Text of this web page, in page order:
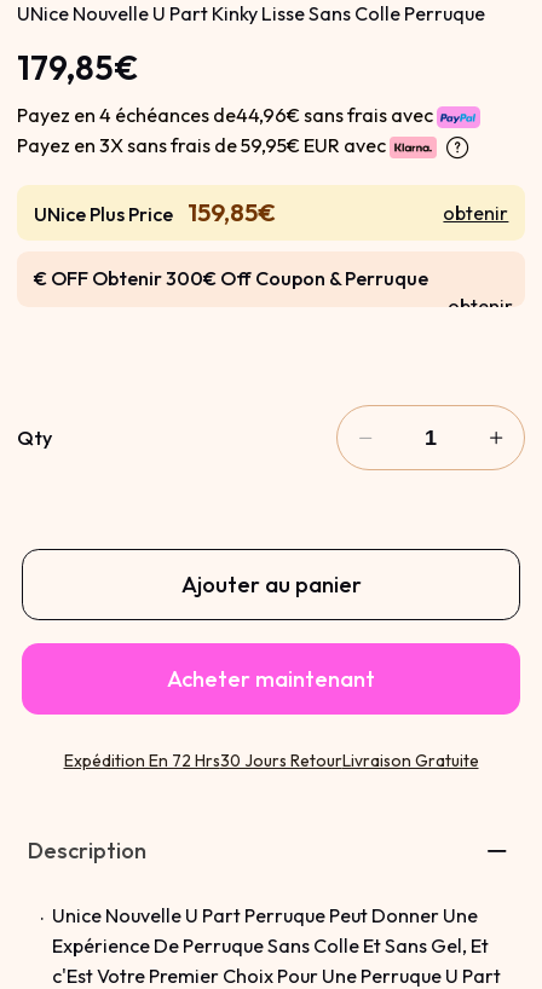
UNice Nouvelle U Part Kinky Lisse Sans Colle Perruque
179,85€
Payez en 4 échéances de44,96€ sans frais avec
Payez en 3X sans frais de59,95€ EUR avec
UNice Plus Price 159,85€ obtenir
€ OFF Obtenir 300€ Off Coupon & Perruque
obtenir
Qty
Ajouter au panier
Acheter maintenant
Expédition En 72 Hrs30 Jours RetourLivraison Gratuite
Description
Unice Nouvelle U Part Perruque Peut Donner Une
Expérience De Perruque Sans Colle Et Sans Gel, Et
c'Est Votre Premier Choix Pour Une Perruque U Part